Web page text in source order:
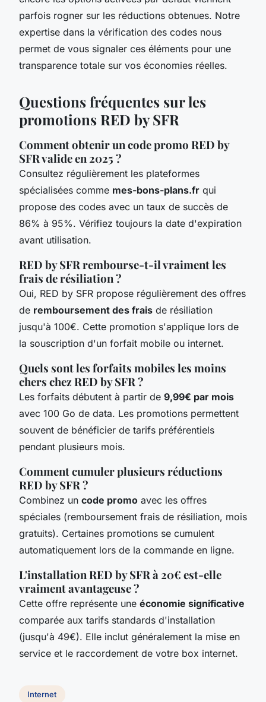
parfois rogner sur les réductions obtenues. Notre
expertise dans la vérification des codes nous
permet de vous signaler ces éléments pour une
transparence totale sur vos économies réelles.
Questions fréquentes sur les
promotions RED by SFR
Comment obtenir un code promo RED by
SFR valide en 2025 ?
Consultez régulièrement les plateformes
spécialisées comme mes-bons-plans.fr qui
propose des codes avec un taux de succès de
86% à 95%. Vérifiez toujours la date d'expiration
avant utilisation.
RED by SFR rembourse-t-il vraiment les
frais de résiliation ?
Oui, RED by SFR propose régulièrement des offres
de remboursement des frais de résiliation
jusqu'à 100€. Cette promotion s'applique lors de
la souscription d'un forfait mobile ou internet.
Quels sont les forfaits mobiles les moins
chers chez RED by SFR ?
Les forfaits débutent à partir de 9,99€ par mois
avec 100 Go de data. Les promotions permettent
souvent de bénéficier de tarifs préférentiels
pendant plusieurs mois.
Comment cumuler plusieurs réductions
RED by SFR ?
Combinez un code promo avec les offres
spéciales (remboursement frais de résiliation, mois
gratuits). Certaines promotions se cumulent
automatiquement lors de la commande en ligne.
L'installation RED by SFR à 20€ est-elle
vraiment avantageuse ?
Cette offre représente une économie significative
comparée aux tarifs standards d'installation
(jusqu'à 49€). Elle inclut généralement la mise en
service et le raccordement de votre box internet.
Internet